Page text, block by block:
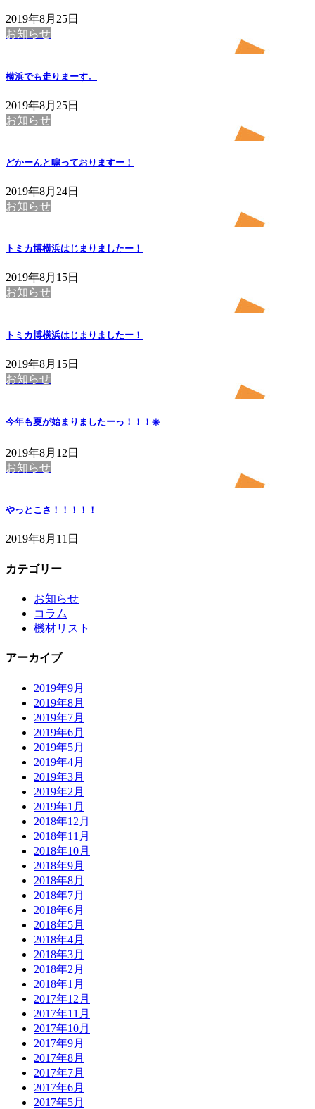
2019年8月25日
お知らせ
横浜でも走りまーす。
2019年8月25日
お知らせ
どかーんと鳴っておりますー！
2019年8月24日
お知らせ
トミカ博横浜はじまりましたー！
2019年8月15日
お知らせ
トミカ博横浜はじまりましたー！
2019年8月15日
お知らせ
今年も夏が始まりましたーっ！！！☀️
2019年8月12日
お知らせ
やっとこさ！！！！！
2019年8月11日
カテゴリー
お知らせ
コラム
機材リスト
アーカイブ
2019年9月
2019年8月
2019年7月
2019年6月
2019年5月
2019年4月
2019年3月
2019年2月
2019年1月
2018年12月
2018年11月
2018年10月
2018年9月
2018年8月
2018年7月
2018年6月
2018年5月
2018年4月
2018年3月
2018年2月
2018年1月
2017年12月
2017年11月
2017年10月
2017年9月
2017年8月
2017年7月
2017年6月
2017年5月